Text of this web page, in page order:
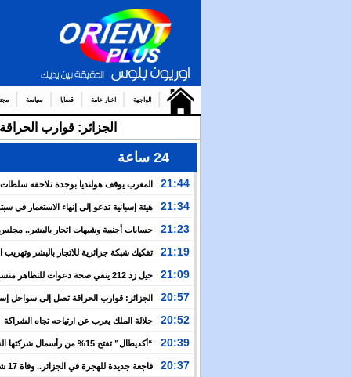
الواجهة اخبار عامة قضايا سياسة
الجزائر: قوارب
24 ساعة
21:44
المغرب يوقف هولنديا بوجدة تلاحقه سلطات
أمستردام
21:34
هيئة إسبانية تدعو إلى إنهاء الاستعمار في
وتعتبر إعادتهما إلى المغرب مسألة وقت
21:23
حسابات أجنبية وشبهات اتجار بالبشر..
الإنسان يكشف خفايا التعبئة للعبور الجماعي نحو سبتة
21:19
تفكيك شبكة جزائرية للاتجار بالبشر وتهريب
بين إسبانيا والجزائر
21:09
جيل زد 212 ينفي صحة دعوات للتظاهر
ويحذر من منشورات مفبركة
20:57
الجزائر: قوارب الحراقة تصل إلى سواحل
وسط صمت رسمي وإعلامي
20:52
جلالة الملك يعرب عن ارتياحه تجاه الشراكة
الاستراتيجية بين المغرب والكوت ديفوار
20:39
“أكديطال” تفتح 15% من رأسمال
الدولية لـ”العربية للاستثمار” لتسريع توسعها في
20:37
فاجعة